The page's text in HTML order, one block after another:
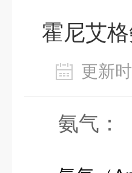
霍尼艾
更新
氨气：